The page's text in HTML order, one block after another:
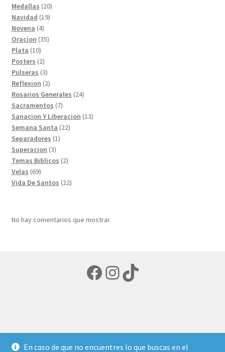
Medallas 2020
productos
Navidad 1919
Novena 44
productos
Oracion 3535
Plata 1010
productos
Posters 22
productos
Pulseras 33
productos
Reflexion 22
productos
Rosarios Generales 2424
Sacramentos 77
productos
Sanacion Y Liberacion 1313
Semana Santa 2222
Separadores 11
Superacion 33
productos
Temas Biblicos 22
Velas 6969
productos
Vida De Santos 2222
No hay comentarios que mostrar.
Facebook
Instagram
TikTok
En caso de que no encuentres lo que buscas en el